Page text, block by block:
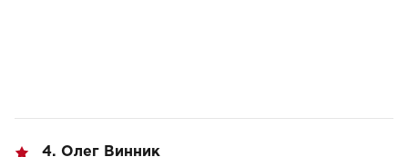
4. Олег Винник